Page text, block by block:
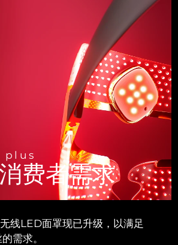
plus
费者需求
线LED面罩现已升级，以满足
需求。
预计送达日期 8/10/26
预计送达日期
预计送达日期8/18/26
预计送达日期8/12/26
预计送达日期8/10/26
预计送达日期
预计送达日期8/10/26